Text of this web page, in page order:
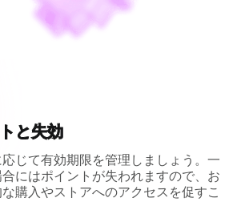
と失効
じて有効期限を管理しましょう。一
にはポイントが失われますので、お
購入やストアへのアクセスを促すこ